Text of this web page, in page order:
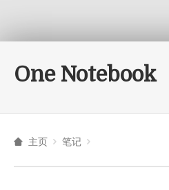
One Notebook
主页 笔记